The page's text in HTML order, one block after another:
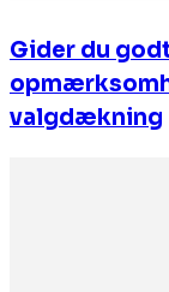
Gider du
valgdækning